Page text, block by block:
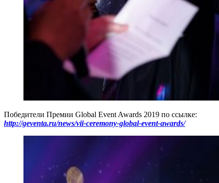
Победители Премии Global Event Awards 2019 по ссылке:
http://geventa.ru/news/vii-ceremony-global-event-awards/